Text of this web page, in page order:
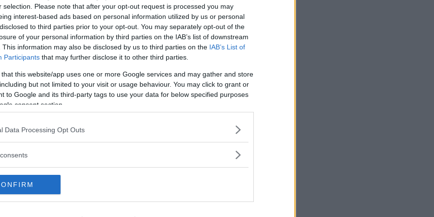
selection. Please note that after your opt-out request is processed you may
interest-based ads based on personal information utilized by us or personal
to third parties prior to your opt-out. You may separately opt-out of the
of your personal information by third parties on the IAB’s list of downstream
This information may also be disclosed by us to third parties on the IAB’s List of
Participants that may further disclose it to other third parties.
that this website/app uses one or more Google services and may gather and store
but not limited to your visit or usage behaviour. You may click to grant or
to Google and its third-party tags to use your data for below specified purposes
consent section.
Data Processing Opt Outs
på långresa – snabbladdningen är i
vårt vintertest.
mil
EX30-ägarna haglat har vi inte råkat
mätaren.